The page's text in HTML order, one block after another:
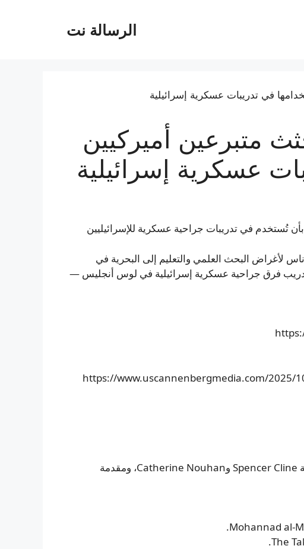
الرسالة نت
متبرعين أميركيين
عسكرية إسرائيلية
تُستخدم في تدريبات جراحية عسكرية للإسرائيليين
لأغراض البحث العلمي والتعليم إلى البحرية في
فرق جراحية عسكرية إسرائيلية في لوس أنجليس —
https://www.uscannenbergmedia.com/2025/
– أُنتجت هذه الحلقة بواسطة Chloe K. Li بمشاركة Spencer Cline وCatherine Nouhan، ومقدمة